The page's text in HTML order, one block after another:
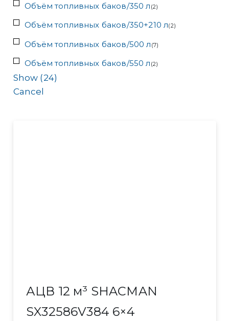
Объём топливных баков/350 л (2)
Объём топливных баков/350+210 л(2)
Объём топливных баков/500 л (7)
Объём топливных баков/550 л (2)
Show (24)
Cancel
АЦВ 12 м³ SHACMAN
SX32586V384 6×4